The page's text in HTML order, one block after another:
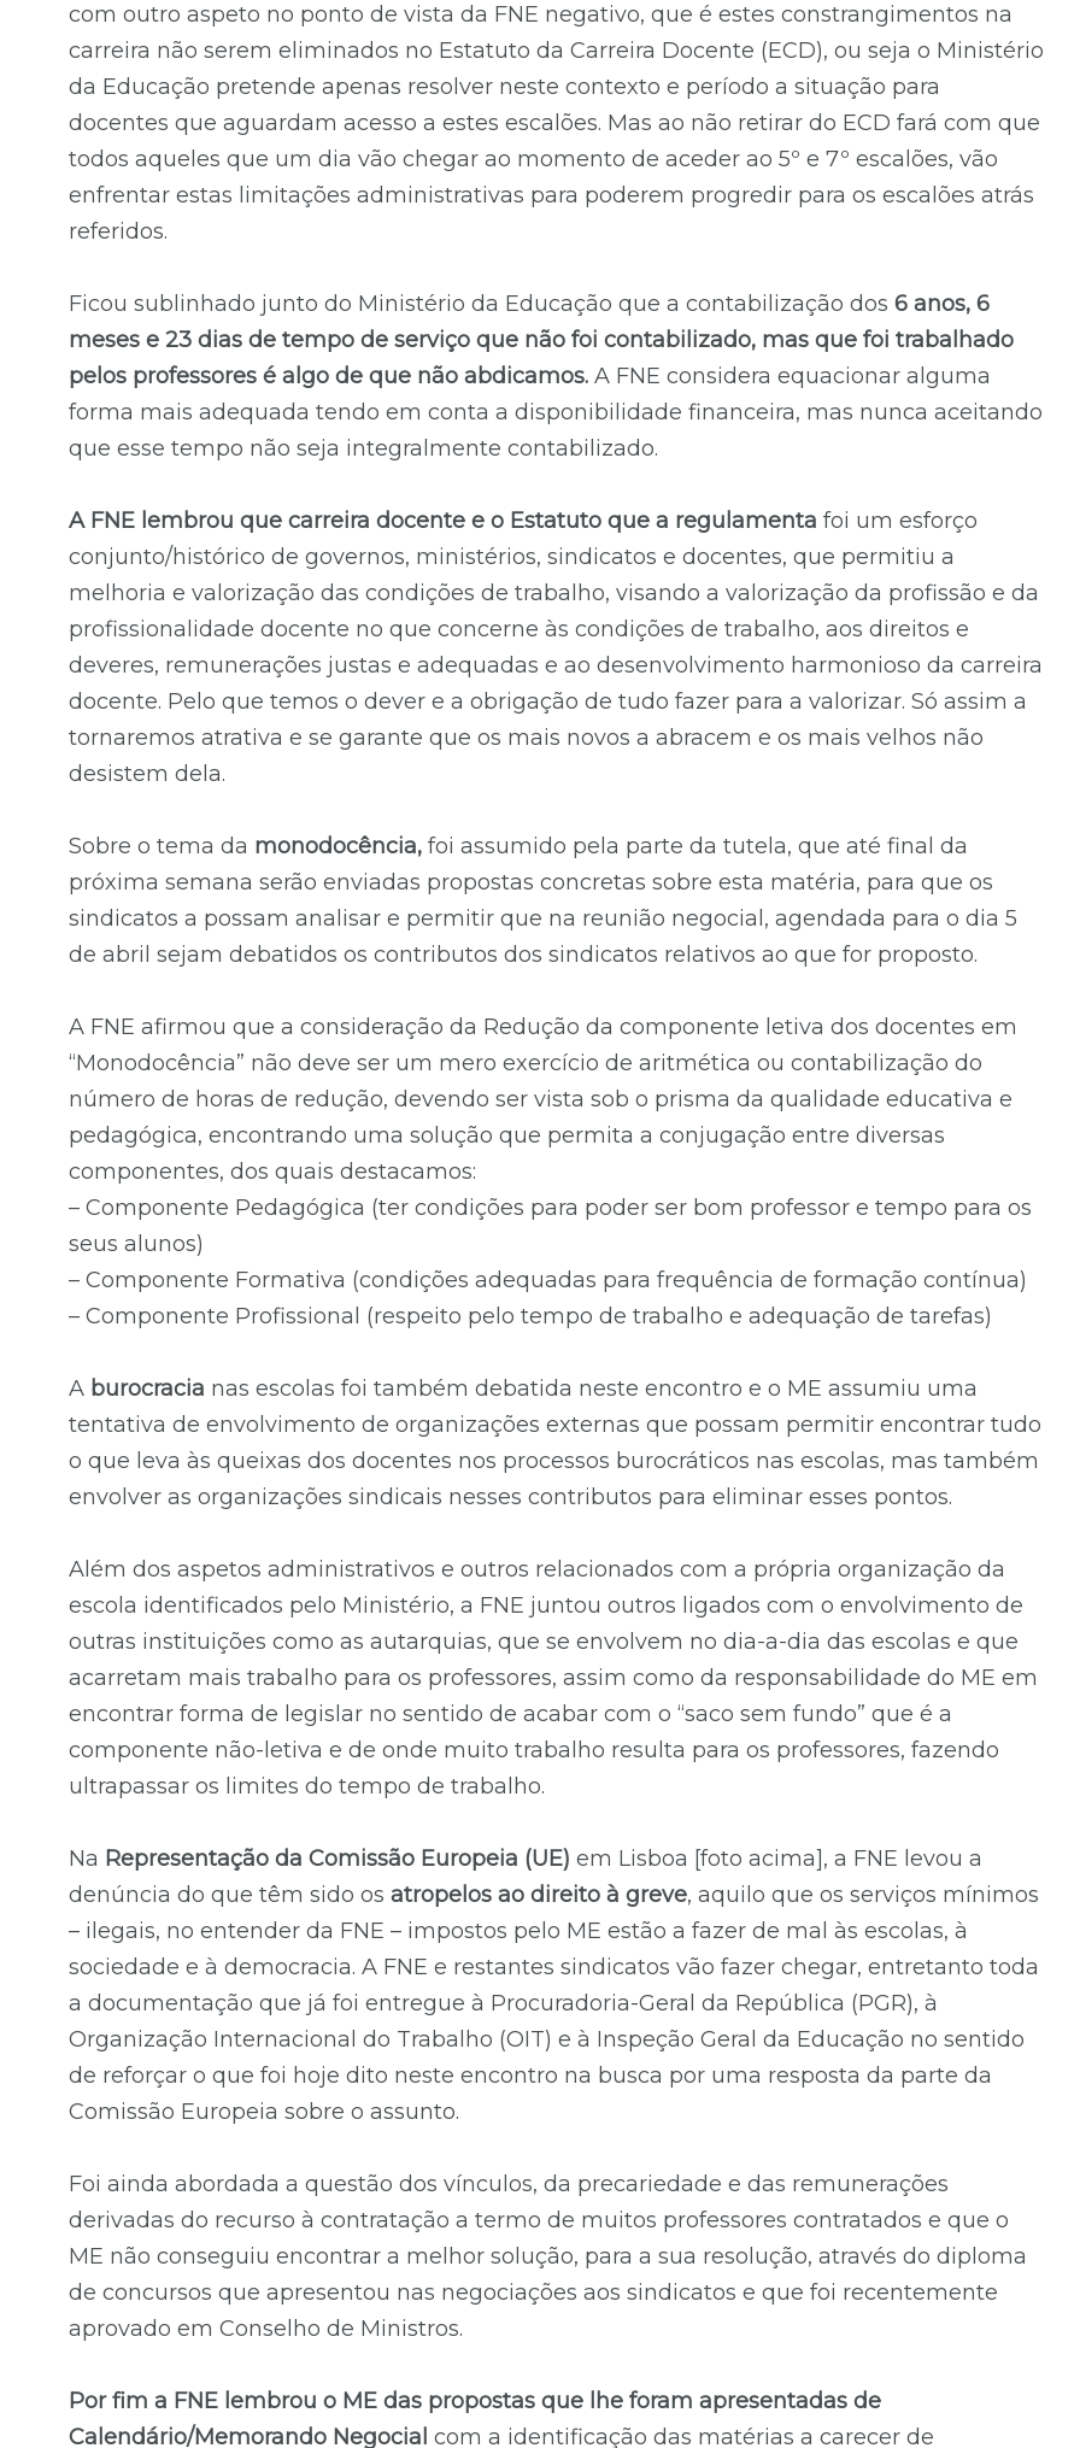
com outro aspeto no ponto de vista da FNE negativo, que é estes constrangimentos na
carreira não serem eliminados no Estatuto da Carreira Docente (ECD), ou seja o Ministério
da Educação pretende apenas resolver neste contexto e período a situação para
docentes que aguardam acesso a estes escalões. Mas ao não retirar do ECD fará com que
todos aqueles que um dia vão chegar ao momento de aceder ao 5º e 7º escalões, vão
enfrentar estas limitações administrativas para poderem progredir para os escalões atrás
referidos.
Ficou sublinhado junto do Ministério da Educação que a contabilização dos 6 anos, 6
meses e 23 dias de tempo de serviço que não foi contabilizado, mas que foi trabalhado
pelos professores é algo de que não abdicamos. A FNE considera equacionar alguma
forma mais adequada tendo em conta a disponibilidade financeira, mas nunca aceitando
que esse tempo não seja integralmente contabilizado.
A FNE lembrou que carreira docente e o Estatuto que a regulamenta foi um esforço
conjunto/histórico de governos, ministérios, sindicatos e docentes, que permitiu a
melhoria e valorização das condições de trabalho, visando a valorização da profissão e da
profissionalidade docente no que concerne às condições de trabalho, aos direitos e
deveres, remunerações justas e adequadas e ao desenvolvimento harmonioso da carreira
docente. Pelo que temos o dever e a obrigação de tudo fazer para a valorizar. Só assim a
tornaremos atrativa e se garante que os mais novos a abracem e os mais velhos não
desistem dela.
Sobre o tema da monodocência, foi assumido pela parte da tutela, que até final da
próxima semana serão enviadas propostas concretas sobre esta matéria, para que os
sindicatos a possam analisar e permitir que na reunião negocial, agendada para o dia 5
de abril sejam debatidos os contributos dos sindicatos relativos ao que for proposto.
A FNE afirmou que a consideração da Redução da componente letiva dos docentes em
“Monodocência” não deve ser um mero exercício de aritmética ou contabilização do
número de horas de redução, devendo ser vista sob o prisma da qualidade educativa e
pedagógica, encontrando uma solução que permita a conjugação entre diversas
componentes, dos quais destacamos:
– Componente Pedagógica (ter condições para poder ser bom professor e tempo para os
seus alunos)
– Componente Formativa (condições adequadas para frequência de formação contínua)
– Componente Profissional (respeito pelo tempo de trabalho e adequação de tarefas)
A burocracia nas escolas foi também debatida neste encontro e o ME assumiu uma
tentativa de envolvimento de organizações externas que possam permitir encontrar tudo
o que leva às queixas dos docentes nos processos burocráticos nas escolas, mas também
envolver as organizações sindicais nesses contributos para eliminar esses pontos.
Além dos aspetos administrativos e outros relacionados com a própria organização da
escola identificados pelo Ministério, a FNE juntou outros ligados com o envolvimento de
outras instituições como as autarquias, que se envolvem no dia-a-dia das escolas e que
acarretam mais trabalho para os professores, assim como da responsabilidade do ME em
encontrar forma de legislar no sentido de acabar com o “saco sem fundo” que é a
componente não-letiva e de onde muito trabalho resulta para os professores, fazendo
ultrapassar os limites do tempo de trabalho.
Na Representação da Comissão Europeia (UE) em Lisboa [foto acima], a FNE levou a
denúncia do que têm sido os atropelos ao direito à greve, aquilo que os serviços mínimos
– ilegais, no entender da FNE – impostos pelo ME estão a fazer de mal às escolas, à
sociedade e à democracia. A FNE e restantes sindicatos vão fazer chegar, entretanto toda
a documentação que já foi entregue à Procuradoria-Geral da República (PGR), à
Organização Internacional do Trabalho (OIT) e à Inspeção Geral da Educação no sentido
de reforçar o que foi hoje dito neste encontro na busca por uma resposta da parte da
Comissão Europeia sobre o assunto.
Foi ainda abordada a questão dos vínculos, da precariedade e das remunerações
derivadas do recurso à contratação a termo de muitos professores contratados e que o
ME não conseguiu encontrar a melhor solução, para a sua resolução, através do diploma
de concursos que apresentou nas negociações aos sindicatos e que foi recentemente
aprovado em Conselho de Ministros.
Por fim a FNE lembrou o ME das propostas que lhe foram apresentadas de
Calendário/Memorando Negocial com a identificação das matérias a carecer de